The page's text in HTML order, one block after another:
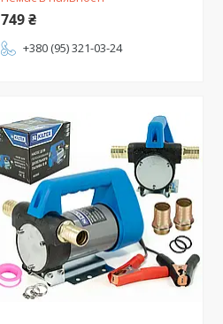
749 ₴
+380 (95) 321-03-24